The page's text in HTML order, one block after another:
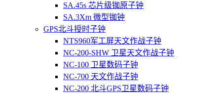
SA.45s 芯片级铷原子钟
SA.3Xm 微型铷钟
GPS北斗授时子钟
NTS960军工屏天文作战子钟
NC-200-SHW 卫星天文作战子钟
NC-100 卫星数码子钟
NC-700 天文作战子钟
NC-200 北斗GPS卫星数码子钟